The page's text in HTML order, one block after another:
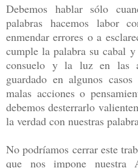
Debemos hablar sólo
palabras hacemos labor
enmendar errores o a
cumple la palabra su cabal
consuelo y la luz en las
guardado en algunos
malas acciones o
debemos desterrarlo
la verdad con nuestras
No podríamos cerrar este
que nos impone nuestra